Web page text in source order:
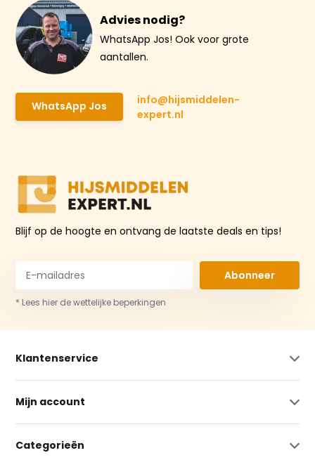
Advies nodig?
WhatsApp Jos! Ook voor grote
aantallen.
WhatsApp Jos
info@hijsmiddelen-
expert.nl
Blijf op de hoogte en ontvang de laatste deals en tips!
Abonneer
* Lees hier de wettelijke beperkingen
Klantenservice
Mijn account
Categorieën